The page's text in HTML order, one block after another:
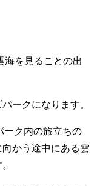
海を見ることの出
ークになります。
ーク内の旅立ちの
かう途中にある雲